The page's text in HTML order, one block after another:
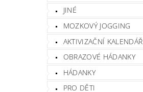
JINÉ
MOZKOVÝ JOGGING
AKTIVIZAČNÍ KALENDÁŘ
OBRAZOVÉ HÁDANKY
HÁDANKY
PRO DĚTI